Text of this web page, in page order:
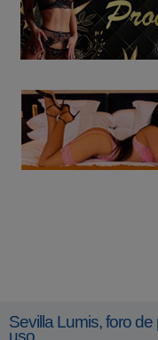
Sevilla Lumis, foro
uso